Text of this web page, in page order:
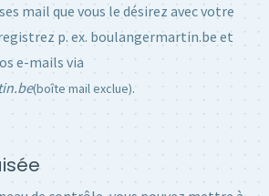
mail que vous le désirez avec votre
p. ex. boulangermartin.be et
e-mails via
(boîte mail exclue).